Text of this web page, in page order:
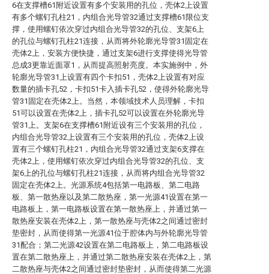
6在支撑槽61附近设置有多个安装用的孔位，壳体2上设置
有多个螺钉孔柱21，内组合光导管32通过支撑槽61限位支
撑，使用螺钉依次穿过内组合光导管32的孔位、支架6上
的孔位与螺钉孔柱21连接，从而将外轮廓光导管31固定在
壳体2上，安装方便快捷，通过支架6进行支撑使得光导管
总成3更靠近面罩1，从而提高照射亮度。本实施例中，外
轮廓光导管31上设置有四个卡扣51，壳体2上设置有对应
数量的插卡孔52，卡扣51卡入插卡孔52，使得外轮廓光导
管31固定在壳体2上。当然，本领域技术人员理解，卡扣
51可以设置在壳体2上，插卡孔52可以设置在外轮廓光导
管31上。支架6在支撑槽61附近设有三个安装用的孔位，
内组合光导管32上设置有三个安装用的孔位，壳体2上设
置有三个螺钉孔柱21，内组合光导管32通过支架6支撑在
壳体2上，使用螺钉依次穿过内组合光导管32的孔位、支
架6上的孔位与螺钉孔柱21连接，从而将内组合光导管32
固定在壳体2上。光源系统4包括第一电路板、第二电路
板、第一散热座以及第二散热座，第一光源41设置在第一
电路板上，第一电路板设置在第一散热座上，并通过第一
散热座安装在壳体2上，第一散热座与壳体2之间通过密封
垫密封，从而使得第一光源41位于腔体内与外轮廓光导管
31配合；第二光源42设置在第二电路板上，第二电路板设
置在第二散热座上，并通过第二散热座安装在壳体2上，第
二散热座与壳体2之间通过密封垫密封，从而使得第二光源